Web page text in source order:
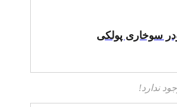
سوخاری پولکی
ندارد!